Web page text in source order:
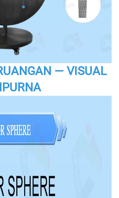
— VISUAL